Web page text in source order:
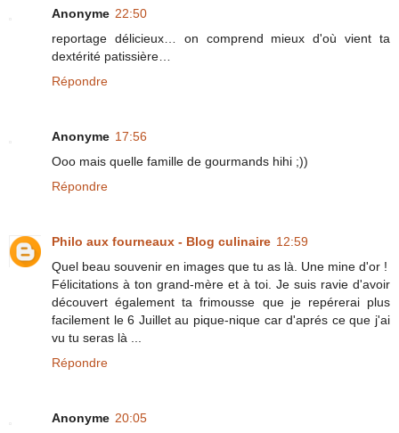
Anonyme 22:50
reportage délicieux… on comprend mieux d'où vient ta
dextérité patissière…
Répondre
Anonyme 17:56
Ooo mais quelle famille de gourmands hihi ;))
Répondre
Philo aux fourneaux - Blog culinaire 12:59
Quel beau souvenir en images que tu as là. Une mine d'or !
Félicitations à ton grand-mère et à toi. Je suis ravie d'avoir
découvert également ta frimousse que je repérerai plus
facilement le 6 Juillet au pique-nique car d'aprés ce que j'ai
vu tu seras là ...
Répondre
Anonyme 20:05